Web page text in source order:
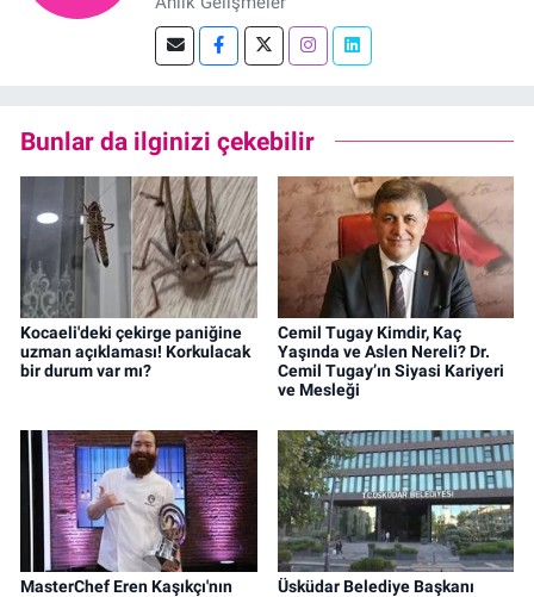
Bunlar da ilginizi çekebilir
Kocaeli'deki çekirge paniğine
uzman açıklaması! Korkulacak
bir durum var mı?
Cemil Tugay Kimdir, Kaç
Yaşında ve Aslen Nereli? Dr.
Cemil Tugay’ın Siyasi Kariyeri
ve Mesleği
MasterChef Eren Kaşıkçı'nın
Üsküdar Belediye Başkanı